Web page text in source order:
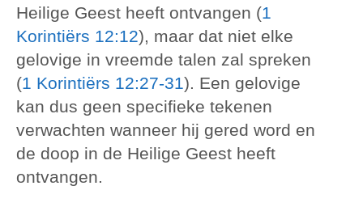
Heilige Geest heeft ontvangen (1
Korintiërs 12:12), maar dat niet elke
gelovige in vreemde talen zal spreken
(1 Korintiërs 12:27-31). Een gelovige
kan dus geen specifieke tekenen
verwachten wanneer hij gered word en
de doop in de Heilige Geest heeft
ontvangen.